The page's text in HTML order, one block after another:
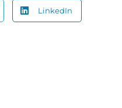
LinkedIn